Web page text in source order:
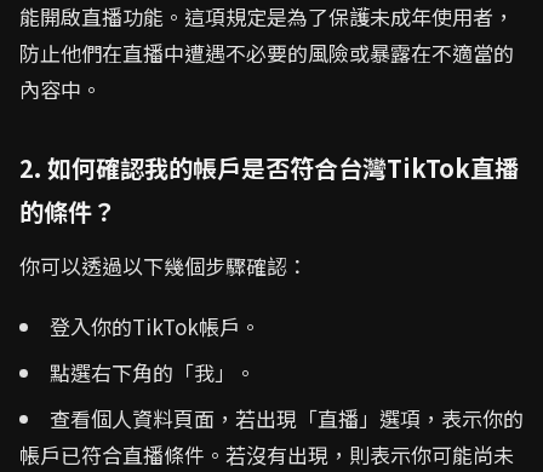
能開啟直播功能。這項規定是為了保護未成年使用者，
防止他們在直播中遭遇不必要的風險或暴露在不適當的
內容中。
2. 如何確認我的帳戶是否符合台灣TikTok直播
的條件？
你可以透過以下幾個步驟確認：
登入你的TikTok帳戶。
點選右下角的「我」。
查看個人資料頁面，若出現「直播」選項，表示你的
帳戶已符合直播條件。若沒有出現，則表示你可能尚未